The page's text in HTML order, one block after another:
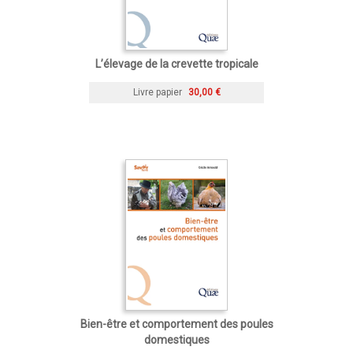
L’élevage de la crevette tropicale
Livre papier 30,00 €
Bien-être et comportement des poules
domestiques